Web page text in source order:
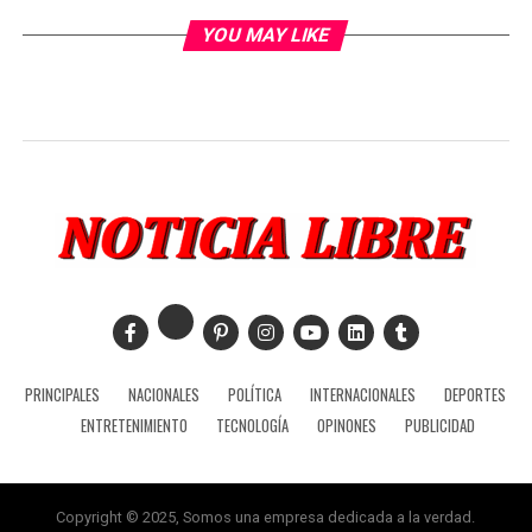
YOU MAY LIKE
PRINCIPALES NACIONALES POLÍTICA INTERNACIONALES
DEPORTES
ENTRETENIMIENTO
TECNOLOGÍA OPINONES PUBLICIDAD
Copyright © 2025, Somos una empresa dedicada a la verdad.